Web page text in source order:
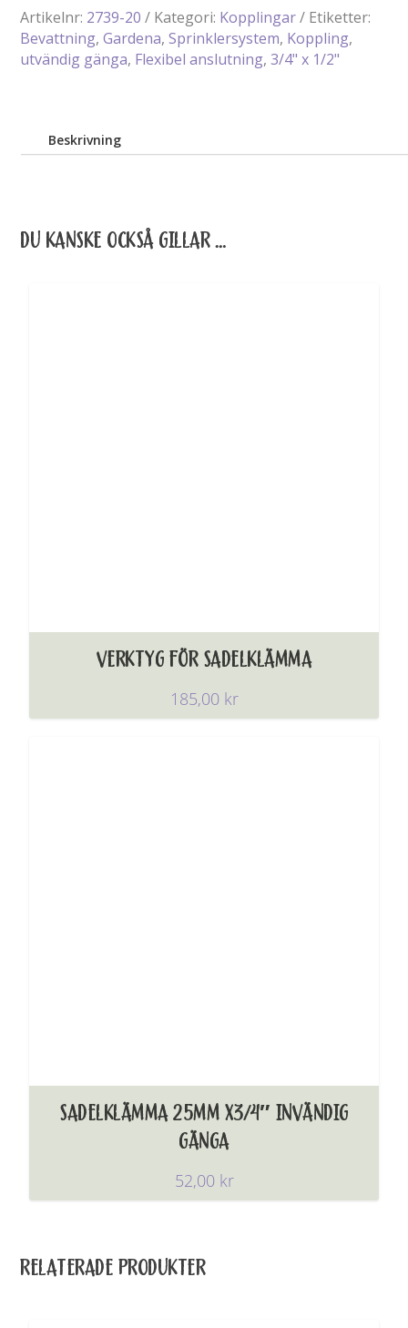
x
1/2"
utvändig
Artikelnr: 2739-20 Kategori: Kopplingar
Etiketter:
Bevattning,Gardena,Sprinklersystem, Koppling,
utvändig gänga, Flexibel anslutning,3/4" x 1/2"
Beskrivning
DU KANSKE OCKSÅ GILLAR …
VERKTYG FÖR SADELKLÄMMA
185,00 kr
SADELKLÄMMA 25MM X3/4″ INVÄNDIG
GÄNGA
52,00 kr
RELATERADE PRODUKTER